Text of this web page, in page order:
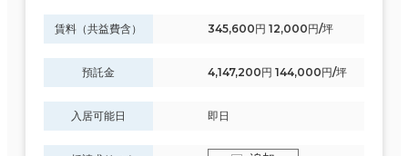
賃料（共益費含） 345,600円 12,000円/坪
預託金 4,147,200円 144,000円/坪
入居可能日 即日